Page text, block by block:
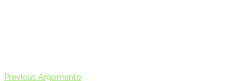
Previous Argomento